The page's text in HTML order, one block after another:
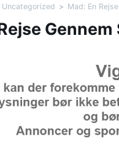
Uncategorized Mad: En